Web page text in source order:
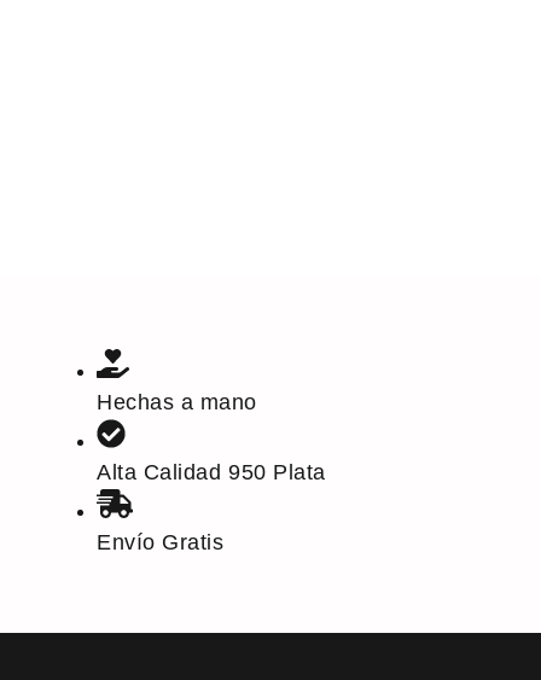
Hechas a mano
Alta Calidad 950 Plata
Envío Gratis